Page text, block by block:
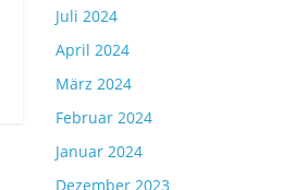
Juli 2024
April 2024
März 2024
Februar 2024
Januar 2024
Dezember 2023